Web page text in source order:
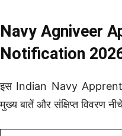
Navy Agniveer
Notification
इस Indian Navy
मुख्य बातें और संक्षिप्त विवरण